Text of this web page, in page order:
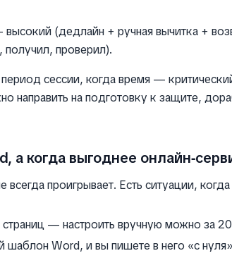
(дедлайн + ручная вычитка +
проверил).
сессии, когда время —
направить на подготовку к защите,
а когда выгоднее
всегда проигрывает. Есть ситуации,
— настроить вручную можно за
шаблон Word, и вы пишете в него «с